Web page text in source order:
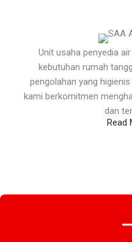
Unit usaha penyedia
kebutuhan rumah
pengolahan yang
kami berkomitmen
dan
Read